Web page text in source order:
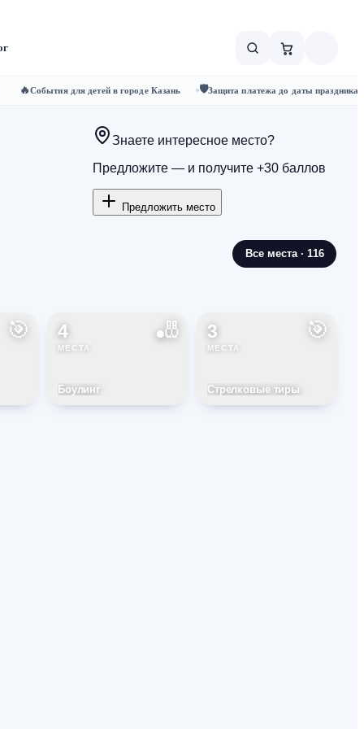
🔥События для детей в городе Казань 🛡️Защита платежа до даты праздника
Знаете интересное место?
Предложите — и получите +30 баллов
Предложить место
Все места · 116
🎯 🎳
4
МЕСТА
Боулинг
🎯
3
МЕСТА
Стрелковые тиры